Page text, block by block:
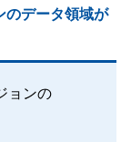
のデータ領域が
ョンの